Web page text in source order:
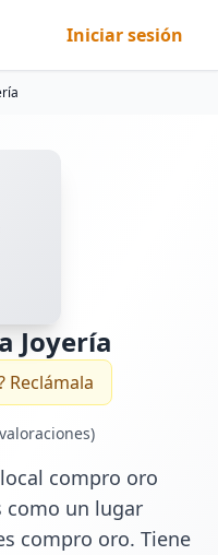
Iniciar sesión
Joyería
Reclámala
compro oro
como un lugar
compro oro. Tiene